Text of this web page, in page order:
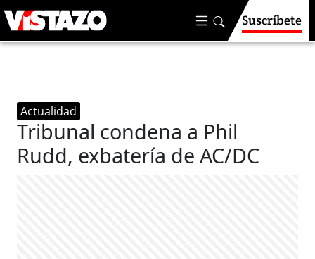
Suscríbete
Actualidad
Tribunal condena a Phil
Rudd, exbatería de AC/DC